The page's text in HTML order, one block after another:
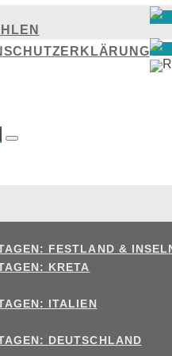
Suchen
FESTLAND &
KRETA
ITALIEN
DEUTSCHLAND